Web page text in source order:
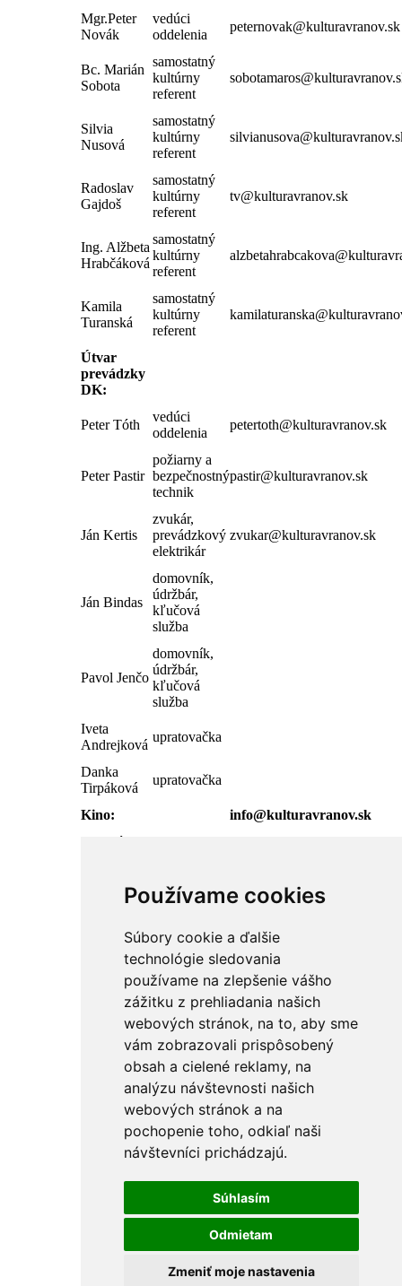
Používame cookies
Súbory cookie a ďalšie
technológie sledovania
používame na zlepšenie vášho
zážitku z prehliadania našich
webových stránok, na to, aby sme
vám zobrazovali prispôsobený
obsah a cielené reklamy, na
analýzu návštevnosti našich
webových stránok a na
pochopenie toho, odkiaľ naši
návštevníci prichádzajú.
Súhlasím
Odmietam
Zmeniť moje nastavenia
Mgr.Peter
Novák
vedúci
oddelenia
peternovak@kulturavranov.sk
Bc. Marián
Sobota
samostatný
kultúrny
referent
Silvia
Nusová
samostatný
kultúrny
referent
Radoslav
Gajdoš
samostatný
kultúrny
referent
tv@kulturavranov.sk
Ing. Alžbeta
Hrabčáková
samostatný
kultúrny
referent
Kamila
Turanská
samostatný
kultúrny
referent
Útvar
prevádzky
DK:
Peter Tóth
vedúci
oddelenia
petertoth@kulturavranov.sk
Peter Pastir
požiarny a
bezpečnostný
technik
pastir@kulturavranov.sk
Ján Kertis
zvukár,
prevádzkový
elektrikár
zvukar@kulturavranov.sk
Ján Bindas
domovník,
údržbár,
kľučová
služba
Pavol Jenčo
domovník,
údržbár,
kľučová
služba
Iveta
Andrejková
upratovačka
Danka
Tirpáková
upratovačka
Kino:
info@kulturavranov.sk
Ľudovít
pokladníčka
kina a
podujatí
info@kulturavranov.sk
Zaujímavé linky
Mesto Vranov
Knižnica
Vranov
FS Vranovčan
FS Orgonina
FS Kňahinka
Rzeszowski
dom kultury
Jasielski Dom
Kultury
Spoločenské organizacie
Denné
centrum
CENTRUM
JD SK Vranov
- centrum
Narcis
Okresná
jednota
dôchodcov
SZ telesne
postihnutých
postihnutých
Únia
slabozrakých
Centrum
voľného času
Václav Neckář
Čaj o piatej
Pesničkový
Sima